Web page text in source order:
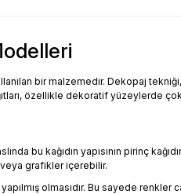
bir malzemedir. Dekopaj
özellikle dekoratif yüzeylerde
bu kağıdın yapısının pirinç
grafikler içerebilir.
olmasıdır. Bu sayede